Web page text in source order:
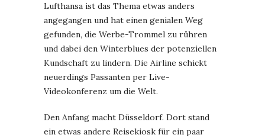
Lufthansa ist das Thema etwas anders
angegangen und hat einen genialen Weg
gefunden, die Werbe-Trommel zu rühren
und dabei den Winterblues der potenziellen
Kundschaft zu lindern. Die Airline schickt
neuerdings Passanten per Live-
Videokonferenz um die Welt.
Den Anfang macht Düsseldorf. Dort stand
ein etwas andere Reisekiosk für ein paar